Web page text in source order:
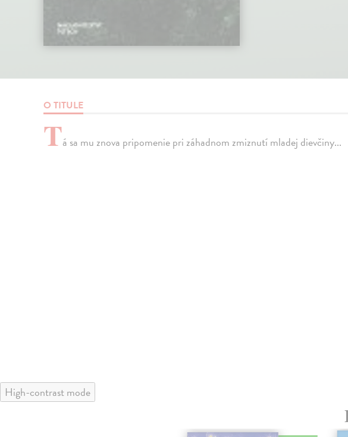
O TITULE
Tá sa mu znova pripomenie pri záhadnom zmiznutí mladej dievčiny...
High-contrast mode